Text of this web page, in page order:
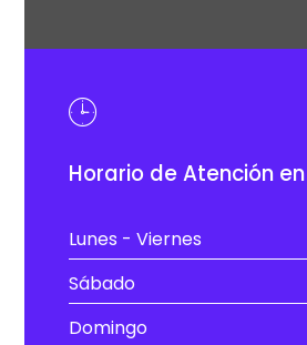
Horario de Atención
Lunes - Viernes
Sábado
Domingo